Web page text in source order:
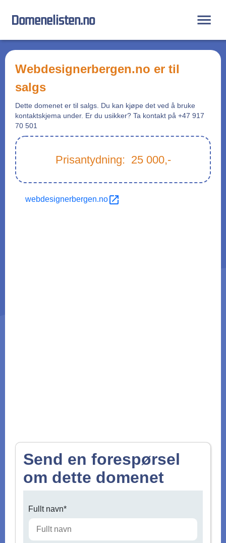
Domenelisten.no
webdesignerbergen.no er til
salgs
Dette domenet er til salgs. Du kan kjøpe det ved å bruke
kontaktskjema under. Er du usikker? Ta kontakt på +47 917
70 501
Prisantydning: 25 000,-
webdesignerbergen.no
Send en forespørsel
om dette domenet
Fullt navn*